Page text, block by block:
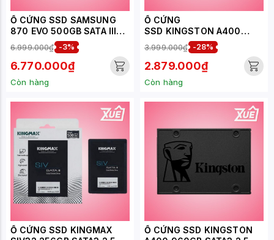
Ổ CỨNG SSD SAMSUNG
870 EVO 500GB SATA III
6GB/S 2.5 INCH ( ĐỌC
560MB/S - GHI 530MB/S) -
(MZ-77E500BW)
6.999.000₫ -3%
6.770.000₫
Còn hàng
Ổ CỨNG
SSD KINGSTON A400
480GB 2.5 INCH SATA3
(ĐỌC 500MB/S - GHI
450MB/S) -
(SA400S37/480G)
3.999.000₫ -28%
2.879.000₫
Còn hàng
Ổ CỨNG SSD KINGMAX
Ổ CỨNG SSD KINGSTON